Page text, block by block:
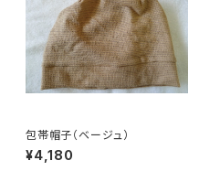
包帯帽子（ベージュ）
¥4,180